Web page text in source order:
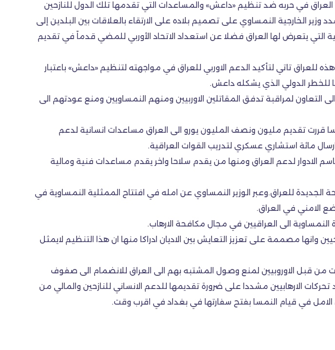
في حربه ضد تنظيم «داعش» والمساعدات التي تقدمها تلك الدول للنازحين
الخارجية النمساوي على تصميم بلاده على الارتقاء بالعلاقات بين البلدين إلى
التي يتعرض لها العراق فضلا عن استعداد الاتحاد الأوربي للمضي قدماً في تقديم
للعراق تاتي لتأكيد الدعم الاوربي للعراق في مواجهته لتنظيم «داعش» باعتبار
للخطر الدولي الذي يشكله داعش.
العراق الى التعاون لمراقبة تدفق المقاتلين الاوربيين ومنهم النمساويين ومنع عودتهم الى
المزيد حيث ان النمسا قررت تقديم مليون ونصف المليون يورو الى العراق مساعدات انسانية لدعم
مائة استشاري عسكري لتدريب القوات العراقية.
الادوار لدعم العراق ومنها من يقدم سلاحا واخر يقدم مساعدات فنية ومالية
الجديدة للعراق.وعبر الوزير النمساوي عن امله في افتتاح الممثلية النمساوية في
الامني في العراق.
النمساوية الى العراقيين في مجال مكافحة الارهاب.
وانها مصممة على تعزيز التعايش بين الاديان ادراكا منها ان هذا التنظيم لايمثل
من قبل الاوروبيين لمنع وصول المشتبه بهم الى العراق للانضمام الى صفوف
الارهابيين مشددا على ضرورة تقديمها للدعم الانساني للنازحين والمالي من
في قيام النمسا بفتح سفارتها في بغداد في اقرب وقت.